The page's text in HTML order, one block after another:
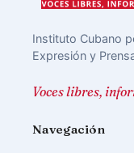
Instituto Cubano
Expresión y
Voces libres,
Navegación